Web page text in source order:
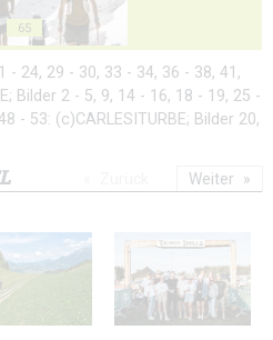
65
- 24, 29 - 30, 33 - 34, 36 - 38, 41,
Bilder 2 - 5, 9, 14 - 16, 18 - 19, 25 -
- 53: (c)CARLESITURBE; Bilder 20,
Weiter